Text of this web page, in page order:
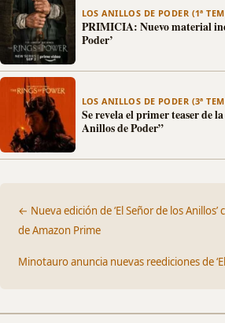
LOS ANILLOS DE PODER (1ª
PRIMICIA: Nuevo material
Poder’
LOS ANILLOS DE PODER (3ª
Se revela el primer teaser de
Anillos de Poder”
← Nueva edición de ‘El Señor de los Anillos’
de Amazon Prime
Minotauro anuncia nuevas reediciones de